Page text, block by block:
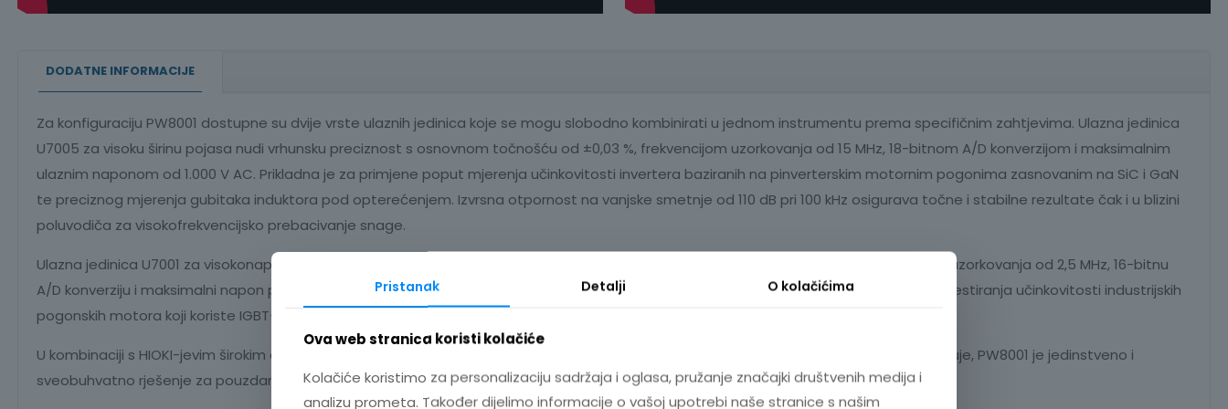
DODATNE INFORMACIJE
Za konfiguraciju PW8001 dostupne su dvije vrste ulaznih jedinica koje se mogu slobodno kombinirati u jednom instrumentu prema specifičnim zahtjevima. Ulazna jedinica
U7005 za visoku širinu pojasa nudi vrhunsku preciznost s osnovnom točnošću od ±0,03 %, frekvencijom uzorkovanja od 15 MHz, 18-bitnom A/D konverzijom i maksimalnim
ulaznim naponom od 1.000 V AC. Prikladna je za primjene poput mjerenja učinkovitosti invertera baziranih na pinverterskim motornim pogonima zasnovanim na SiC i GaN
te preciznog mjerenja gubitaka induktora pod opterećenjem. Izvrsna otpornost na vanjske smetnje od 110 dB pri 100 kHz osigurava točne i stabilne rezultate čak i u blizini
poluvodiča za visokofrekvencijsko prebacivanje snage.
Ulazna jedinica U7001 za visokonaponske primjene ima osnovnu točnost od ±0,07 %, maksimalni ulazni napon od 1.500 V DC, frekvenciju uzorkovanja od 2,5 MHz, 16-bitnu
A/D konverziju i maksimalni napon prema zemlji od 1.500 VDC CAT II. Prikladna je za primjene koje zahtijevaju manju širinu pojasa, poput testiranja učinkovitosti industrijskih
pogonskih motora koji koriste IGBT-ove, vjetroturbine i pretvarače solarnih panela.
U kombinaciji s HIOKI-jevim širokim asortimanom visoko preciznih i širokopojasnih strujnih senzora, sondi i modula za izravno mjerenje struje, PW8001 je jedinstveno i
sveobuhvatno rješenje za pouzdano mjerenje, od malih elektroničkih uređaja do velikih energetskih sustava.
Pristanak Detalji O kolačićima
Ova web stranica koristi kolačiće
Kolačiće koristimo za personalizaciju sadržaja i oglasa, pružanje značajki društvenih medija i
analizu prometa. Također dijelimo informacije o vašoj upotrebi naše stranice s našim